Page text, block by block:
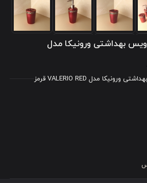
تکه سرویس بهداشتی ورونیکا مدل